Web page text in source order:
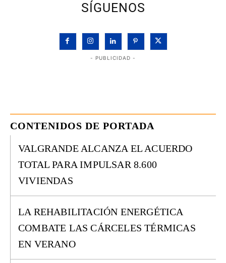
SÍGUENOS
- PUBLICIDAD -
CONTENIDOS DE PORTADA
VALGRANDE ALCANZA EL ACUERDO
TOTAL PARA IMPULSAR 8.600
VIVIENDAS
LA REHABILITACIÓN ENERGÉTICA
COMBATE LAS CÁRCELES TÉRMICAS
EN VERANO